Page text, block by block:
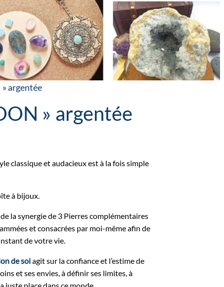
argentée
» argentée
classique et audacieux est à la fois simple
à bijoux.
la synergie de 3 Pierres complémentaires
et consacrées par moi-même afin de
de votre vie.
de soiagit sur la confiance et l’estime de
et ses envies, à définir ses limites, à